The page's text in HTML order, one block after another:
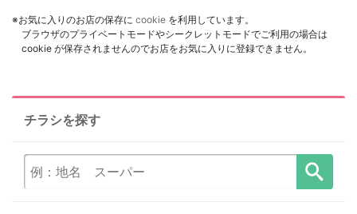
※お気に入りのお店の保存に cookie を利用しています。
ブラウザのプライベートモードやシークレットモードでご利用の場合は
cookie が保存されませんのでお店をお気に入りに登録できません。
チラシを探す